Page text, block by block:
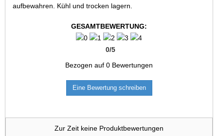
aufbewahren. Kühl und trocken lagern.
GESAMTBEWERTUNG:
0/5
Bezogen auf 0 Bewertungen
Eine Bewertung schreiben
Zur Zeit keine Produktbewertungen